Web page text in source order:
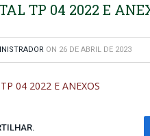
TP 04 2022 E
ON 26 DE ABRIL DE 2023
04 2022 E ANEXOS